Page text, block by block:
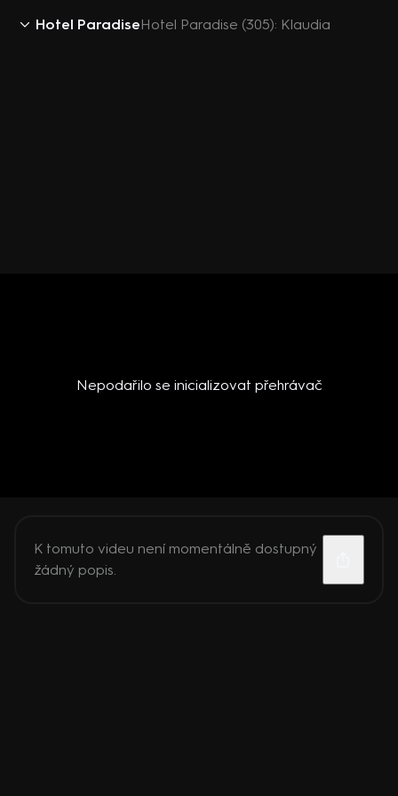
Hotel ParadiseHotel Paradise (305): Klaudia
Nepodařilo se inicializovat přehrávač
K tomuto videu není momentálně dostupný
žádný popis.